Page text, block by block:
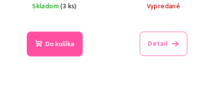
Skladom(3 ks)
Do košíka
Vypredané
hodnotenie
produktu
Detail